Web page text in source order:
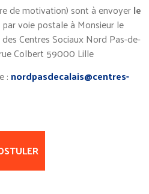
de motivation) sont à envoyerle
par voie postale à Monsieur le
Centres Sociaux Nord Pas-de-
Colbert 59000 Lille
: nordpasdecalais@centres-